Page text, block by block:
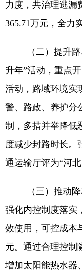
力度，共治理逃漏
365.71万元，全力
（二）提升
升年”活动，重点
活动，路域环境实
警、路政、养护分
制，多措并举降低
度减少封路时长。
通运输厅评为“河
（三）推动
强化内控制度落实
效使用，可控成本
元。通过合理控制
增加太阳能热水器